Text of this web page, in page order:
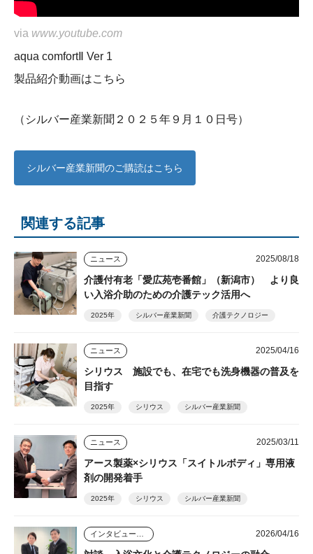
via www.youtube.com
aqua comfortⅡ Ver 1
製品紹介動画はこちら
（シルバー産業新聞２０２５年９月１０日号）
シルバー産業新聞のご購読はこちら
関連する記事
ニュース 2025/08/18
介護付有老「愛広苑壱番館」（新潟市） より良
い入浴介助のための介護テック活用へ
2025年 シルバー産業新聞 介護テクノロジー
ニュース 2025/04/16
シリウス 施設でも、在宅でも洗身機器の普及を
目指す
2025年 シリウス シルバー産業新聞
ニュース 2025/03/11
アース製薬×シリウス「スイトルボディ」専用液
剤の開発着手
2025年 シリウス シルバー産業新聞
2026/04/16